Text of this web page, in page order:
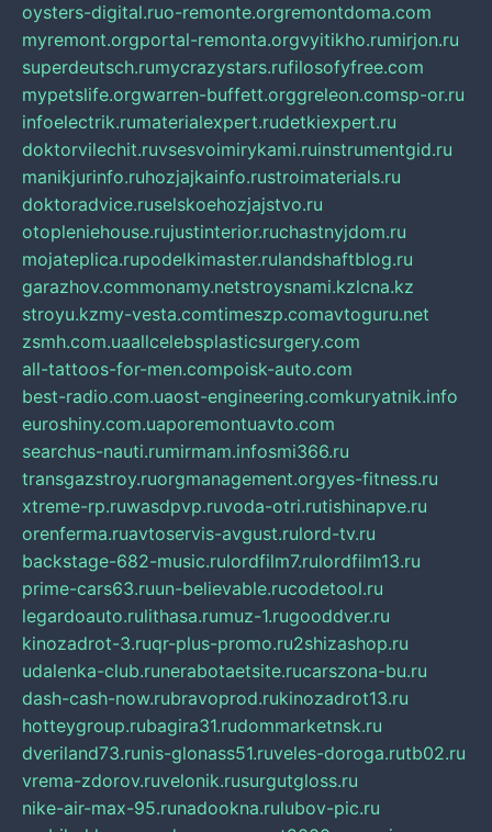
oysters-digital.ruo-remonte.orgremontdoma.com
myremont.orgportal-remonta.orgvyitikho.rumirjon.ru
superdeutsch.rumycrazystars.rufilosofyfree.com
mypetslife.orgwarren-buffett.orggreleon.comsp-or.ru
infoelectrik.rumaterialexpert.rudetkiexpert.ru
doktorvilechit.ruvsesvoimirykami.ruinstrumentgid.ru
manikjurinfo.ruhozjajkainfo.rustroimaterials.ru
doktoradvice.ruselskoehozjajstvo.ru
otopleniehouse.rujustinterior.ruchastnyjdom.ru
mojateplica.rupodelkimaster.rulandshaftblog.ru
garazhov.commonamy.netstroysnami.kzlcna.kz
stroyu.kzmy-vesta.comtimeszp.comavtoguru.net
zsmh.com.uaallcelebsplasticsurgery.com
all-tattoos-for-men.compoisk-auto.com
best-radio.com.uaost-engineering.comkuryatnik.info
euroshiny.com.uaporemontuavto.com
searchus-nauti.rumirmam.infosmi366.ru
transgazstroy.ruorgmanagement.orgyes-fitness.ru
xtreme-rp.ruwasdpvp.ruvoda-otri.rutishinapve.ru
orenferma.ruavtoservis-avgust.rulord-tv.ru
backstage-682-music.rulordfilm7.rulordfilm13.ru
prime-cars63.ruun-believable.rucodetool.ru
legardoauto.rulithasa.rumuz-1.rugooddver.ru
kinozadrot-3.ruqr-plus-promo.ru2shizashop.ru
udalenka-club.runerabotaetsite.rucarszona-bu.ru
dash-cash-now.rubravoprod.rukinozadrot13.ru
hotteygroup.rubagira31.rudommarketnsk.ru
dveriland73.runis-glonass51.ruveles-doroga.rutb02.ru
vrema-zdorov.ruvelonik.rusurgutgloss.ru
nike-air-max-95.runadookna.rulubov-pic.ru